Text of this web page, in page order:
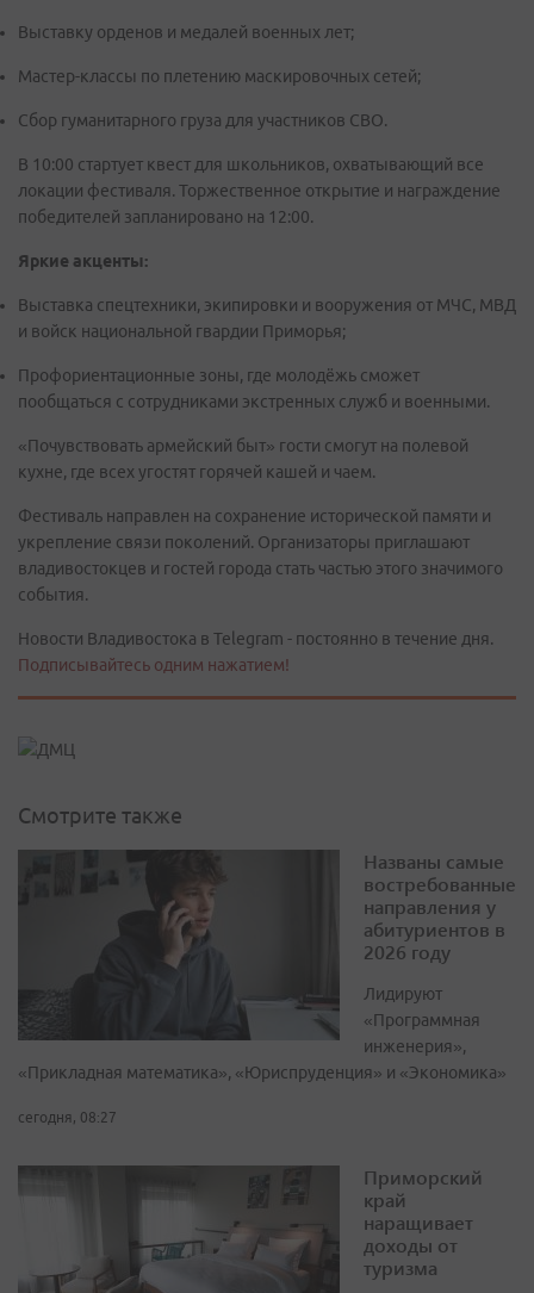
Выставку орденов и медалей военных лет;
Мастер-классы по плетению маскировочных сетей;
Сбор гуманитарного груза для участников СВО.
В 10:00 стартует квест для школьников, охватывающий все
локации фестиваля. Торжественное открытие и награждение
победителей запланировано на 12:00.
Яркие акценты:
Выставка спецтехники, экипировки и вооружения от МЧС, МВД
и войск национальной гвардии Приморья;
Профориентационные зоны, где молодёжь сможет
пообщаться с сотрудниками экстренных служб и военными.
«Почувствовать армейский быт» гости смогут на полевой
кухне, где всех угостят горячей кашей и чаем.
Фестиваль направлен на сохранение исторической памяти и
укрепление связи поколений. Организаторы приглашают
владивостокцев и гостей города стать частью этого значимого
события.
Новости Владивостока в Telegram - постоянно в течение дня.
Подписывайтесь одним нажатием!
Смотрите также
Названы самые
востребованные
направления у
абитуриентов в
2026 году
Лидируют
«Программная
инженерия»,
«Прикладная математика», «Юриспруденция» и «Экономика»
сегодня, 08:27
Приморский
край
наращивает
доходы от
туризма